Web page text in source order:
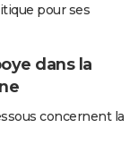
pour ses
dans la
concernent la